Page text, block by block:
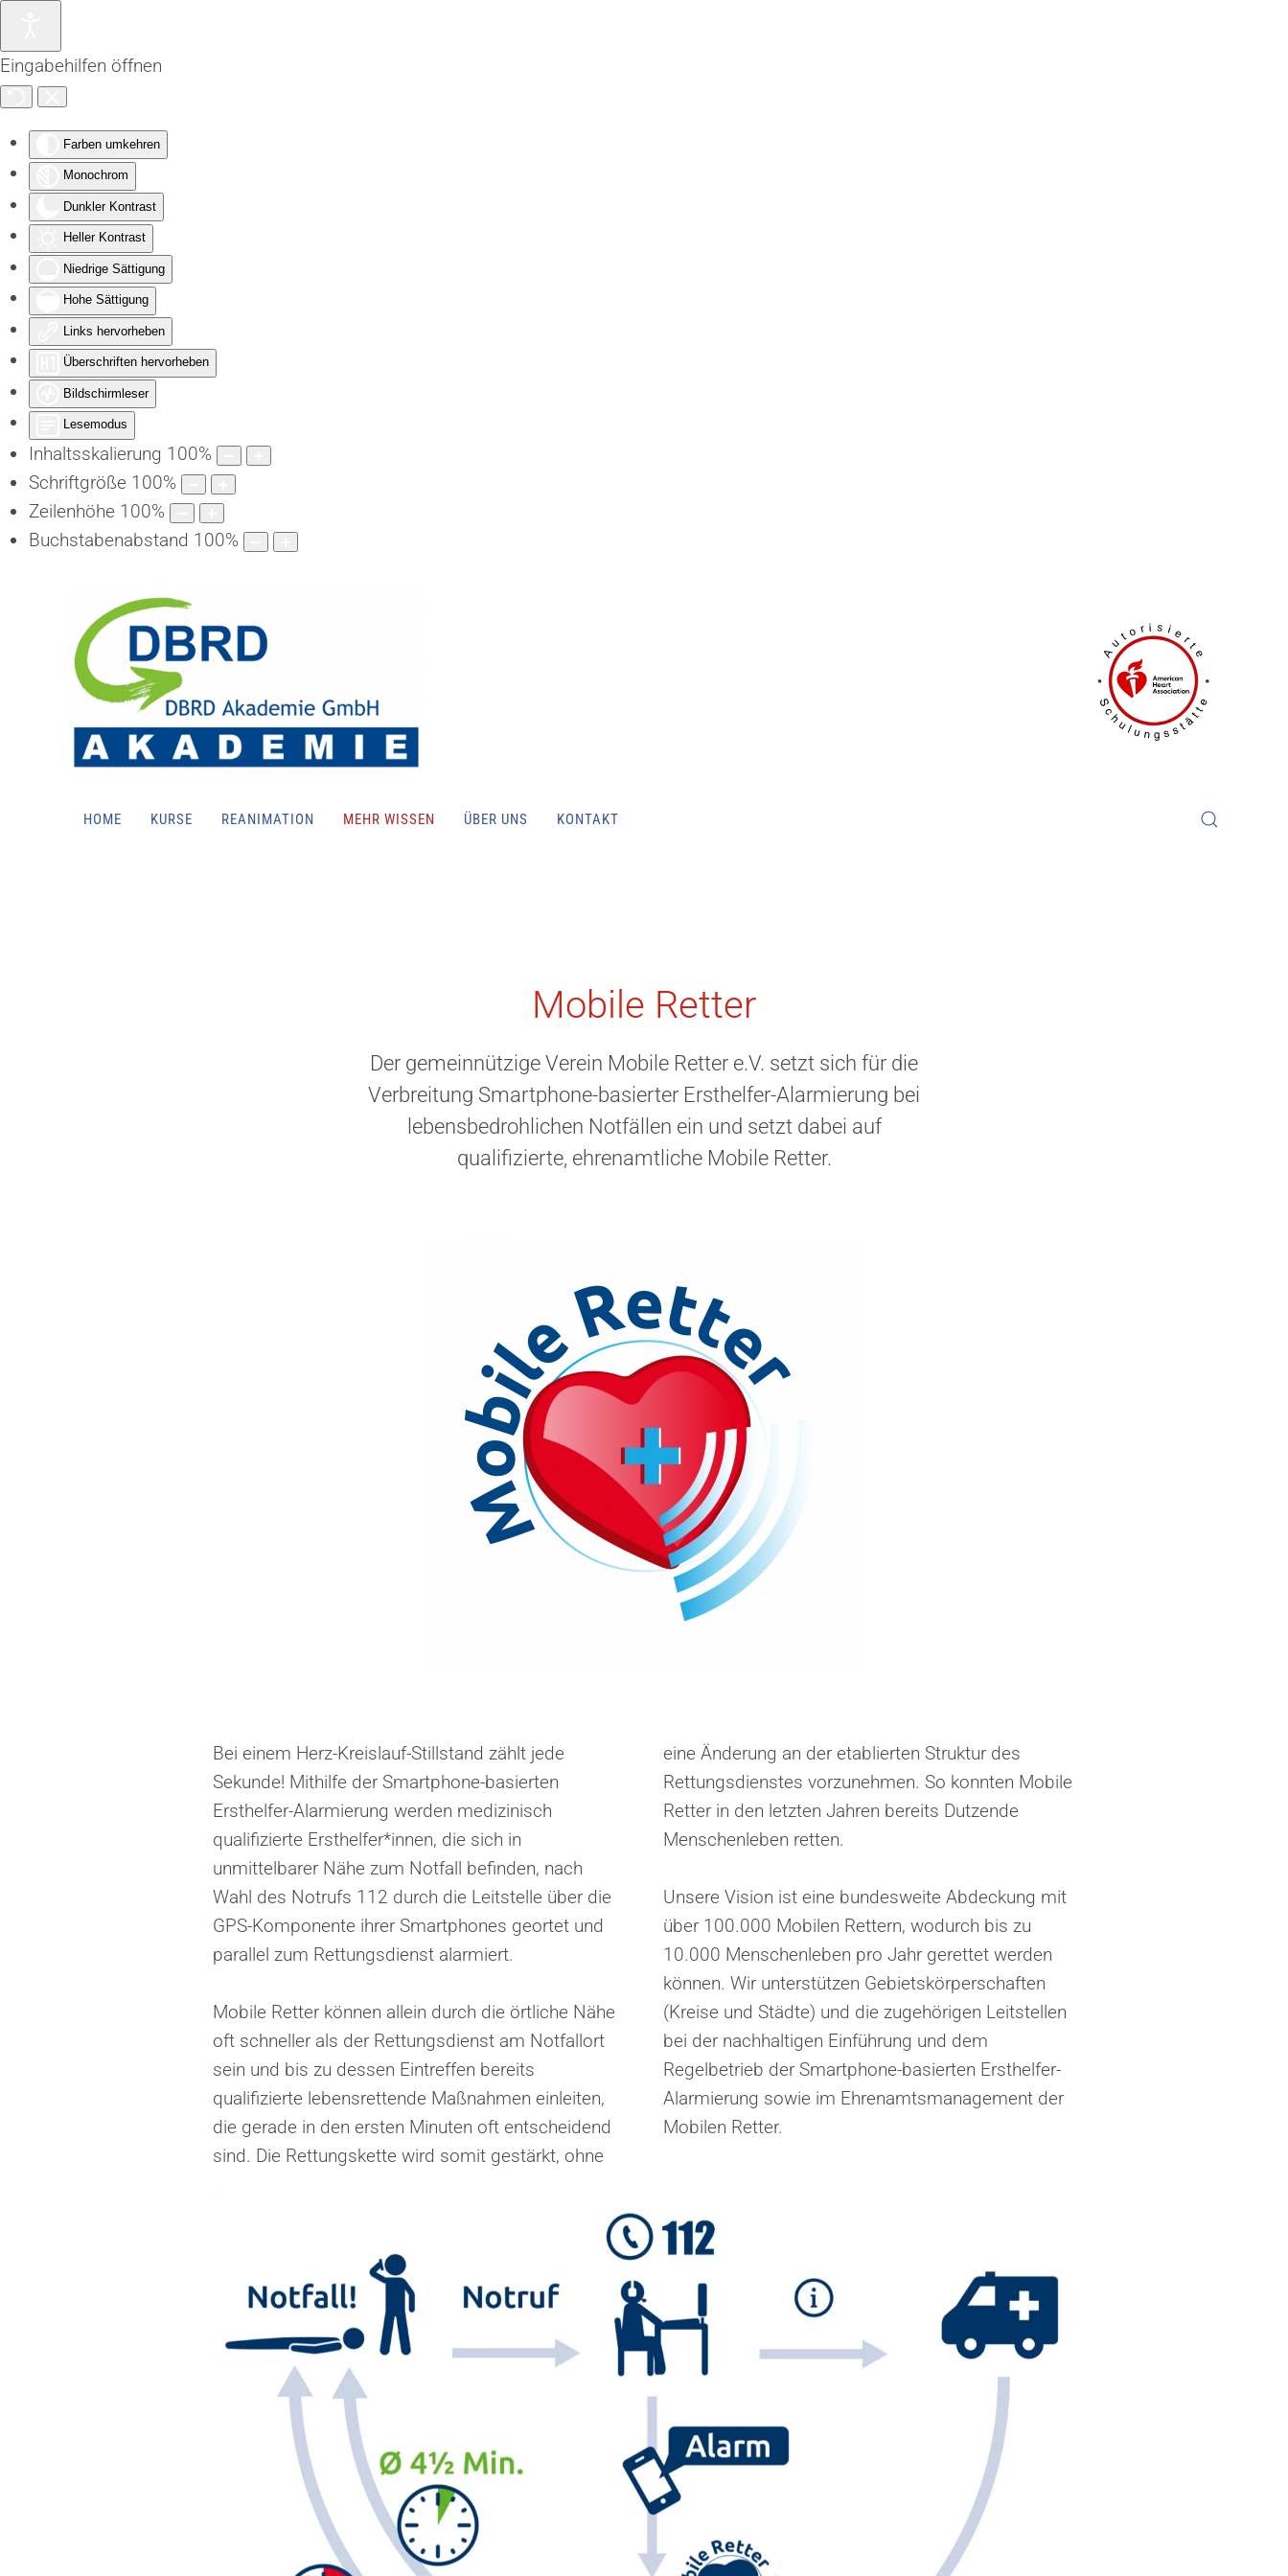
Eingabehilfen öffnen
Farben umkehren
Monochrom
Dunkler Kontrast
Heller Kontrast
Niedrige Sättigung
Hohe Sättigung
Links hervorheben
Überschriften hervorheben
Bildschirmleser
Lesemodus
Inhaltsskalierung 100%
Schriftgröße 100%
Zeilenhöhe 100%
Buchstabenabstand 100%
Zum Hauptinhalt springen
HOME KURSE REANIMATION MEHR WISSEN ÜBER UNS KONTAKT
­Mobile Retter
Der gemeinnützige Verein Mobile Retter e.V. setzt sich für die
Verbreitung Smartphone-basierter Ersthelfer-Alarmierung bei
lebensbedrohlichen Notfällen ein und setzt dabei auf
qualifizierte, ehrenamtliche Mobile Retter.
Bei einem Herz-Kreislauf-Stillstand zählt jede
Sekunde! Mithilfe der Smartphone-basierten
Ersthelfer-Alarmierung werden medizinisch
qualifizierte Ersthelfer*innen, die sich in
unmittelbarer Nähe zum Notfall befinden, nach
Wahl des Notrufs 112 durch die Leitstelle über die
GPS-Komponente ihrer Smartphones geortet und
parallel zum Rettungsdienst alarmiert.
Mobile Retter können allein durch die örtliche Nähe
oft schneller als der Rettungsdienst am Notfallort
sein und bis zu dessen Eintreffen bereits
qualifizierte lebensrettende Maßnahmen einleiten,
die gerade in den ersten Minuten oft entscheidend
sind. Die Rettungskette wird somit gestärkt, ohne
eine Änderung an der etablierten Struktur des
Rettungsdienstes vorzunehmen. So konnten Mobile
Retter in den letzten Jahren bereits Dutzende
Menschenleben retten.
Unsere Vision ist eine bundesweite Abdeckung mit
über 100.000 Mobilen Rettern, wodurch bis zu
10.000 Menschenleben pro Jahr gerettet werden
können. Wir unterstützen Gebietskörperschaften
(Kreise und Städte) und die zugehörigen Leitstellen
bei der nachhaltigen Einführung und dem
Regelbetrieb der Smartphone-basierten Ersthelfer-
Alarmierung sowie im Ehrenamtsmanagement der
Mobilen Retter.